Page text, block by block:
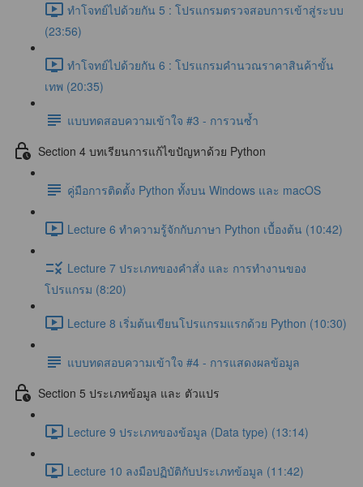
ทำโจทย์ไปด้วยกัน 5 : โปรแกรมตรวจสอบการเข้าสู่ระบบ
(23:56)
ทำโจทย์ไปด้วยกัน 6 : โปรแกรมคำนวณราคาสินค้าขั้น
เทพ (20:35)
แบบทดสอบความเข้าใจ #3 - การวนซ้ำ
Section 4 บทเรียนการแก้ไขปัญหาด้วย Python
คู่มือการติดตั้ง Python ทั้งบน Windows และ macOS
Lecture 6 ทำความรู้จักกับภาษา Python เบื้องต้น (10:42)
Lecture 7 ประเภทของคำสั่ง และ การทำงานของ
โปรแกรม (8:20)
Lecture 8 เริ่มต้นเขียนโปรแกรมแรกด้วย Python (10:30)
แบบทดสอบความเข้าใจ #4 - การแสดงผลข้อมูล
Section 5 ประเภทข้อมูล และ ตัวแปร
Lecture 9 ประเภทของข้อมูล (Data type) (13:14)
Lecture 10 ลงมือปฏิบัติกับประเภทข้อมูล (11:42)